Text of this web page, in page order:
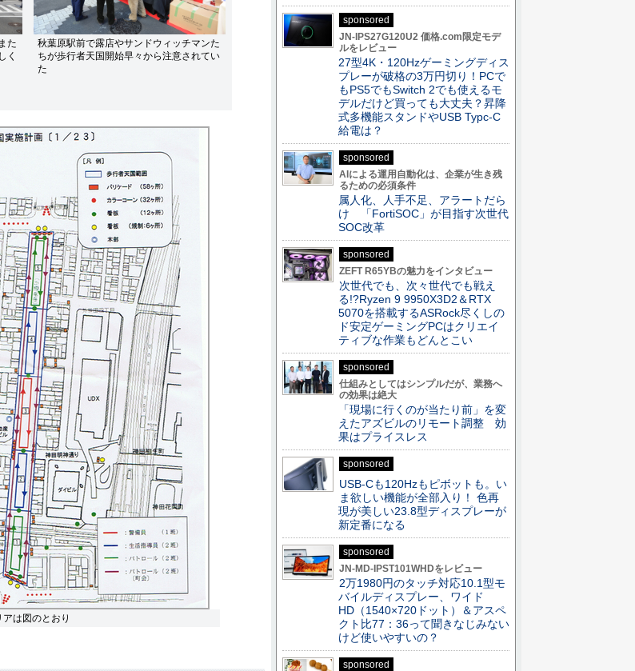
た
く
秋葉原駅前で露店やサンドウィッチマンた
ちが歩行者天国開始早々から注意されてい
た
は図のとおり
sponsored
JN-IPS27G120U2 価格.com限定モデ
ルをレビュー
27型4K・120Hzゲーミングディス
プレーが破格の3万円切り！PCで
もPS5でもSwitch 2でも使えるモ
デルだけど買っても大丈夫？昇降
式多機能スタンドやUSB Typc-C
給電は？
sponsored
AIによる運用自動化は、企業が生き残
るための必須条件
属人化、人手不足、アラートだら
け 「FortiSOC」が目指す次世代
SOC改革
sponsored
ZEFT R65YBの魅力をインタビュー
次世代でも、次々世代でも戦え
る!?Ryzen 9 9950X3D2＆RTX
5070を搭載するASRock尽くしの
ド安定ゲーミングPCはクリエイ
ティブな作業もどんとこい
sponsored
仕組みとしてはシンプルだが、業務へ
の効果は絶大
「現場に行くのが当たり前」を変
えたアズビルのリモート調整 効
果はプライスレス
sponsored
USB-Cも120Hzもピボットも。い
ま欲しい機能が全部入り！ 色再
現が美しい23.8型ディスプレーが
新定番になる
sponsored
JN-MD-IPST101WHDをレビュー
2万1980円のタッチ対応10.1型モ
バイルディスプレー、ワイド
HD（1540×720ドット）＆アスペ
クト比77：36って聞きなじみない
けど使いやすいの？
sponsored